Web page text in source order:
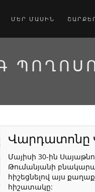
ՄԵՐ ՄԱՍԻՆ
Վարդատոնը
Մայիսի 30-ին
Թումանյանի
հիշեցնելով այս
հիշատակը: